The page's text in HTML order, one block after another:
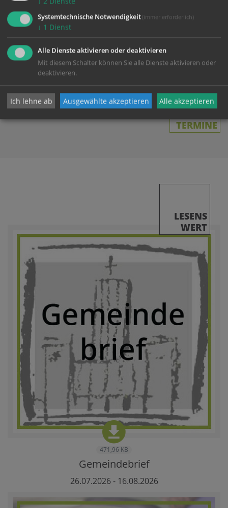
15.08.
08:30 Uhr | Pfarrkirche Linz-St. Michael, Linz
(Maria Himmelfahrt)
Heilige Messe
(Heilige Messe)
TERMINE
LESENS
WERT
471,96 KB
Gemeindebrief
26.07.2026 - 16.08.2026
Systemtechnische Notwendigkeit (immer erforderlich)
↓ 1 Dienst
Alle Dienste aktivieren oder deaktivieren
Mit diesem Schalter können Sie alle Dienste aktivieren oder
deaktivieren.
Ich lehne ab Ausgewählte akzeptieren Alle akzeptieren